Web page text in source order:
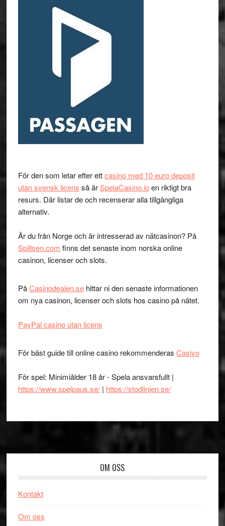
För den som letar efter ettcasino med 10 euro deposit
utan svensk licens så ärSpelaCasino.ioen riktigt bra
resurs. Där listar de och recenserar alla tillgängliga
alternativ.
Är du från Norge och är intresserad av nätcasinon? På
Spillsen.com finns det senaste inom norska online
casinon, licenser och slots.
PåCasinodealen.sehittar ni den senaste informationen
om nya casinon, licenser och slots hos casino på nätet.
PayPal casino utan licens
För bäst guide till online casino rekommenderas Casivo
För spel: Minimiålder 18 år - Spela ansvarsfullt |
https://www.spelpaus.se/| https://stodlinjen.se/
OM OSS
Kontakt
Om oss